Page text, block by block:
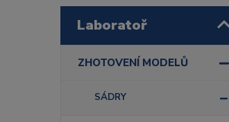
Laboratoř
ZHOTOVENÍ MODELŮ
SÁDRY